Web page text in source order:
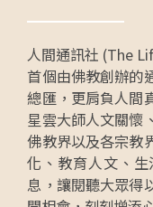
人間通訊社 (The
首個由佛教創辦的
總匯，更肩負人間
星雲大師人文關懷
佛教界以及各宗教
化、教育人文、
息，讓閱聽大眾得